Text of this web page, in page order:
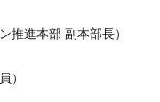
推進本部 副本部長）
）